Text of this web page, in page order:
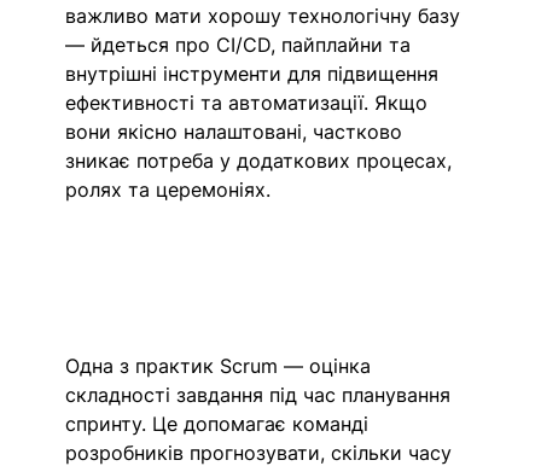
важливо мати хорошу технологічну базу
— йдеться про CI/CD, пайплайни та
внутрішні інструменти для підвищення
ефективності та автоматизації. Якщо
вони якісно налаштовані, частково
зникає потреба у додаткових процесах,
ролях та церемоніях.
Одна з практик Scrum — оцінка
складності завдання під час планування
спринту. Це допомагає команді
розробників прогнозувати, скільки часу